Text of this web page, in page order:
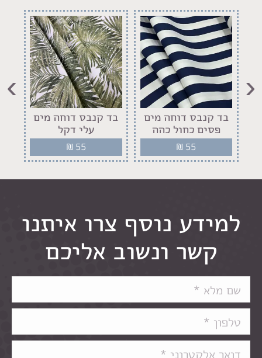
בד קנבס דוחה מים
פסים כחול כהה
₪ 55
בד קנבס דוחה מים
עלי דקל
₪ 55
‹
›
למידע נוסף צרו איתנו
קשר ונשוב אליכם